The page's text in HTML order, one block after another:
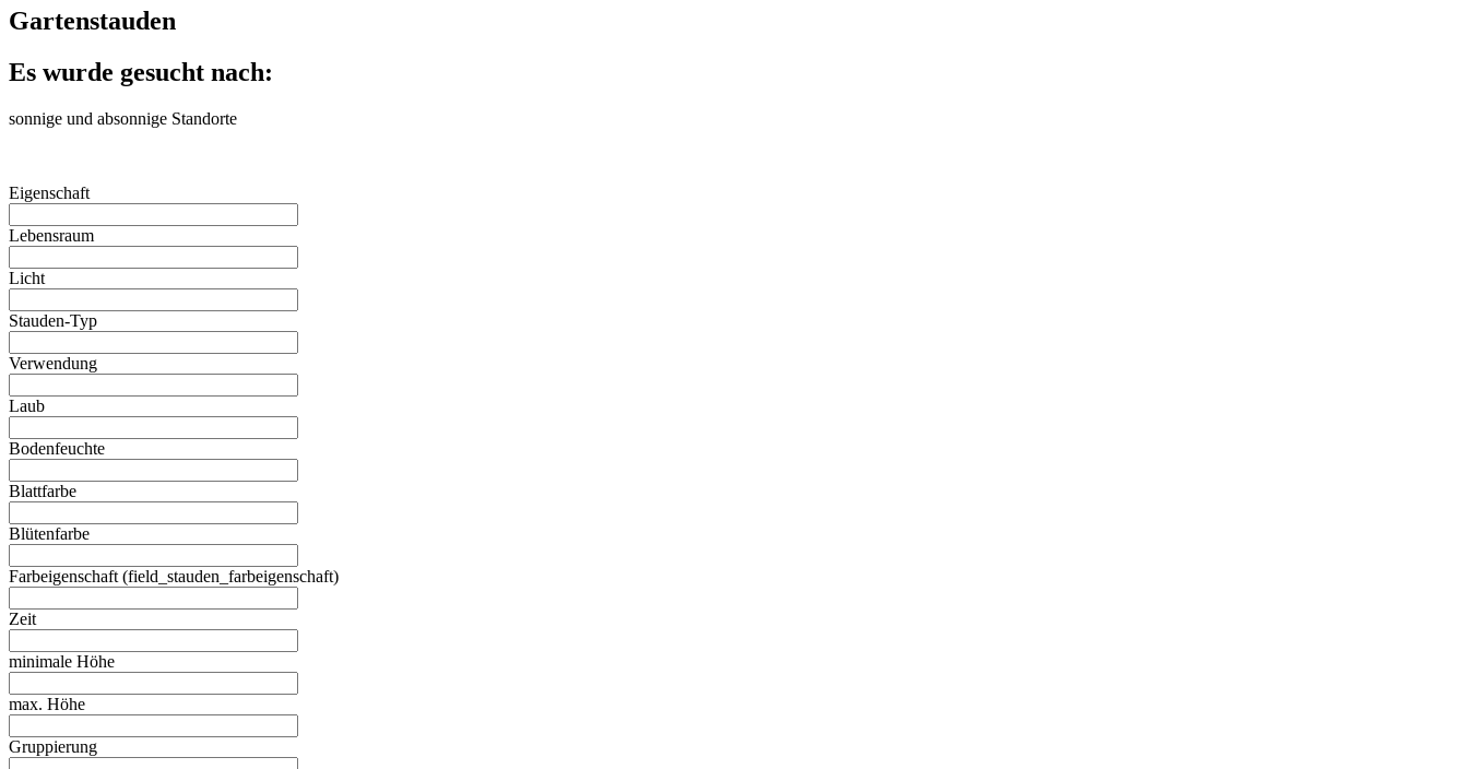
Gartenstauden
Es wurde gesucht nach:
sonnige und absonnige Standorte
Eigenschaft
Lebensraum
Licht
Stauden-Typ
Verwendung
Laub
Bodenfeuchte
Blattfarbe
Blütenfarbe
Farbeigenschaft (field_stauden_farbeigenschaft)
Zeit
minimale Höhe
max. Höhe
Gruppierung